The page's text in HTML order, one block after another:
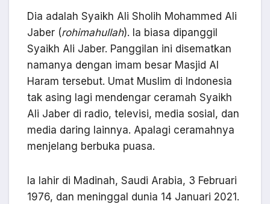
Dia adalah Syaikh Ali Sholih Mohammed Ali
Jaber (rohimahullah). Ia biasa dipanggil
Syaikh Ali Jaber. Panggilan ini disematkan
namanya dengan imam besar Masjid Al
Haram tersebut. Umat Muslim di Indonesia
tak asing lagi mendengar ceramah Syaikh
Ali Jaber di radio, televisi, media sosial, dan
media daring lainnya. Apalagi ceramahnya
menjelang berbuka puasa.
Ia lahir di Madinah, Saudi Arabia, 3 Februari
1976, dan meninggal dunia 14 Januari 2021.